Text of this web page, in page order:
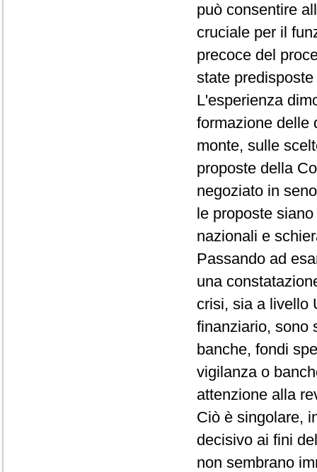
può consentire
cruciale per il
precoce del
state
L'esperienza
formazione delle
monte, sulle
proposte della
negoziato in
le proposte
nazionali e
Passando ad
una
crisi, sia a livello
finanziario, sono
banche, fondi
vigilanza o
attenzione alla
Ciò è singolare,
decisivo ai fini
non sembrano